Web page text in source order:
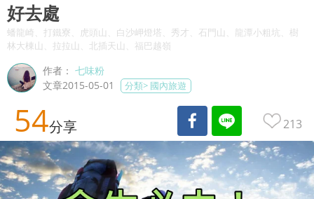
好去處
蟠龍崎、打鐵寮、虎頭山、白沙岬燈塔、秀才、石門山、龍潭小粗坑、樹
林大棟山、拉拉山、北插天山、福巴越嶺
作者：七味粉
文章2015-05-01
分類> 國內旅遊
54分享 213